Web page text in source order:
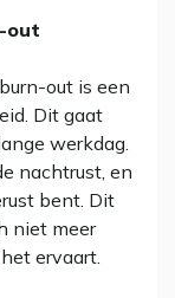
out
out is een
Dit gaat
werkdag.
nachtrust, en
bent. Dit
niet meer
ervaart.